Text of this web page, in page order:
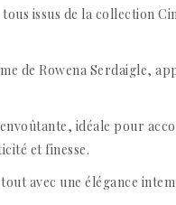
issus de la collection
de Rowena Serdaigle,
idéale pour
et finesse.
avec une élégance